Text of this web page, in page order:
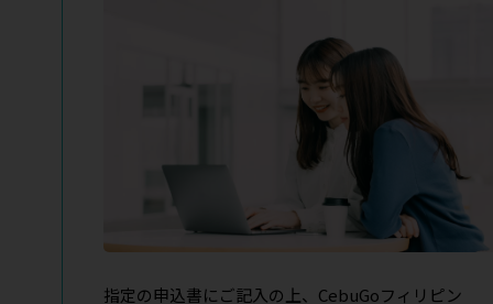
指定の申込書にご記入の上、CebuGoフィリピン